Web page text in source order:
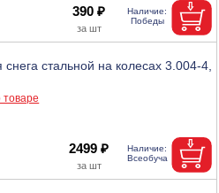
390 ₽
снега стальной на колесах 3.004-4,
2499 ₽